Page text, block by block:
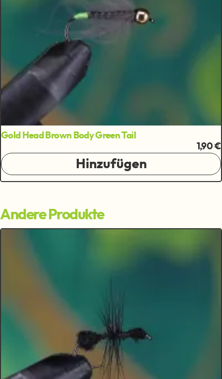
Gold Head Brown Body Green Tail
1,90 €
Hinzufügen
Andere Produkte